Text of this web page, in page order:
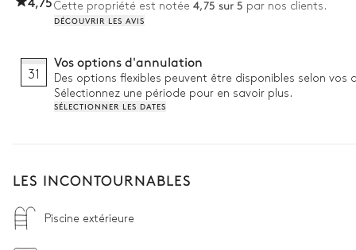
Cette propriété est notée 4,75 sur 5 par nos clients.
DÉCOUVRIR LES AVIS
31
Vos options d'annulation
Des options flexibles peuvent être disponibles selon vos
Sélectionnez une période pour en savoir plus.
SÉLECTIONNER LES DATES
LES INCONTOURNABLES
Piscine extérieure